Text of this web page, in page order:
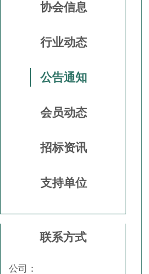
协会信息
行业动态
公告通知
会员动态
招标资讯
支持单位
联系方式
公司：